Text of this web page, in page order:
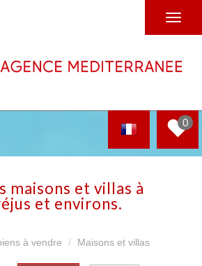
0
et environs.
à vendre Maisons et villas